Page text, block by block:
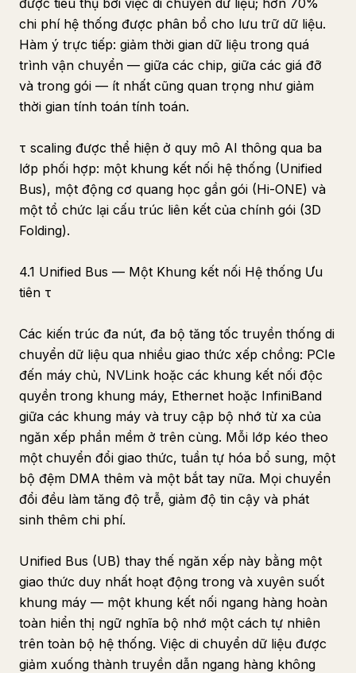
được tiêu thụ bởi việc di chuyển dữ liệu; hơn 70%
chi phí hệ thống được phân bổ cho lưu trữ dữ liệu.
Hàm ý trực tiếp: giảm thời gian dữ liệu trong quá
trình vận chuyển — giữa các chip, giữa các giá đỡ
và trong gói — ít nhất cũng quan trọng như giảm
thời gian tính toán tính toán.
τ scaling được thể hiện ở quy mô AI thông qua ba
lớp phối hợp: một khung kết nối hệ thống (Unified
Bus), một động cơ quang học gần gói (Hi-ONE) và
một tổ chức lại cấu trúc liên kết của chính gói (3D
Folding).
4.1 Unified Bus — Một Khung kết nối Hệ thống Ưu
tiên τ
Các kiến trúc đa nút, đa bộ tăng tốc truyền thống di
chuyển dữ liệu qua nhiều giao thức xếp chồng: PCIe
đến máy chủ, NVLink hoặc các khung kết nối độc
quyền trong khung máy, Ethernet hoặc InfiniBand
giữa các khung máy và truy cập bộ nhớ từ xa của
ngăn xếp phần mềm ở trên cùng. Mỗi lớp kéo theo
một chuyển đổi giao thức, tuần tự hóa bổ sung, một
bộ đệm DMA thêm và một bắt tay nữa. Mọi chuyển
đổi đều làm tăng độ trễ, giảm độ tin cậy và phát
sinh thêm chi phí.
Unified Bus (UB) thay thế ngăn xếp này bằng một
giao thức duy nhất hoạt động trong và xuyên suốt
khung máy — một khung kết nối ngang hàng hoàn
toàn hiển thị ngữ nghĩa bộ nhớ một cách tự nhiên
trên toàn bộ hệ thống. Việc di chuyển dữ liệu được
giảm xuống thành truyền dẫn ngang hàng không